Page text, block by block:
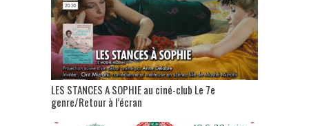
LES STANCES A SOPHIE au ciné-club Le 7e
genre/Retour à l’écran